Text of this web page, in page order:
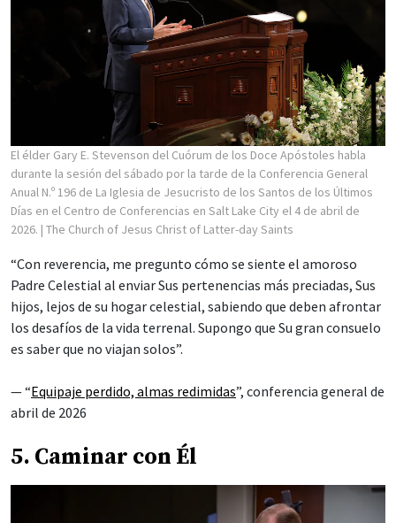
El élder Gary E. Stevenson del Cuórum de los Doce Apóstoles habla
durante la sesión del sábado por la tarde de la Conferencia General
Anual N.º 196 de La Iglesia de Jesucristo de los Santos de los Últimos
Días en el Centro de Conferencias en Salt Lake City el 4 de abril de
2026. | The Church of Jesus Christ of Latter-day Saints
“Con reverencia, me pregunto cómo se siente el amoroso
Padre Celestial al enviar Sus pertenencias más preciadas, Sus
hijos, lejos de su hogar celestial, sabiendo que deben afrontar
los desafíos de la vida terrenal. Supongo que Su gran consuelo
es saber que no viajan solos”.
— “Equipaje perdido, almas redimidas”, conferencia general de
abril de 2026
5. Caminar con Él